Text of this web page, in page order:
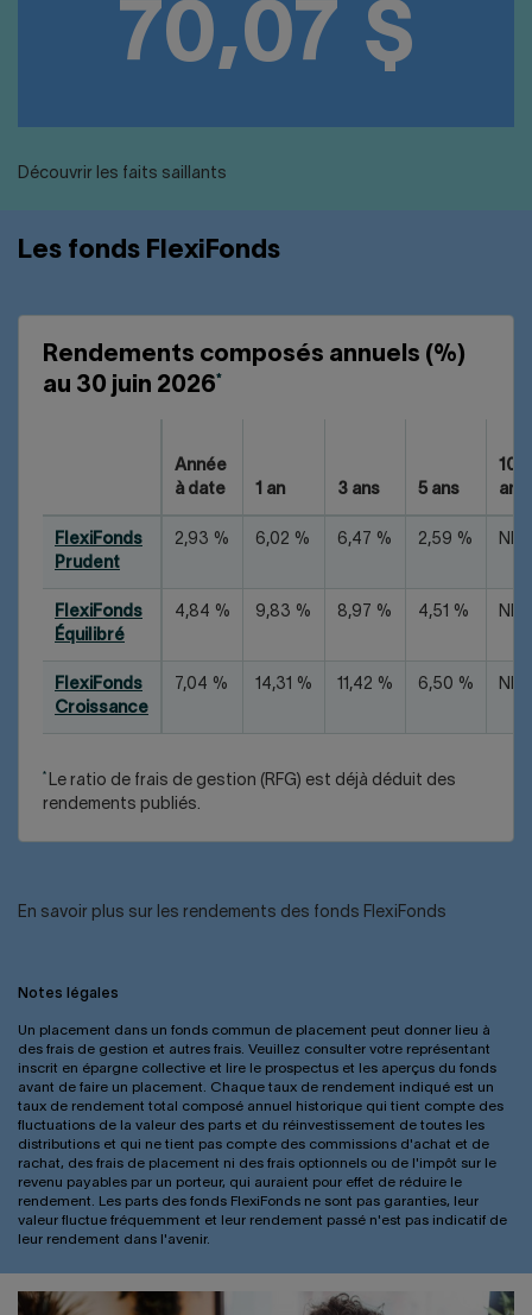
70,07 $
Découvrir les faits saillants
Les fonds FlexiFonds
Rendements composés annuels (%)
au 30 juin 2026*
Année
à date
1 an 3 ans 5 ans
10
ans
FlexiFonds
Prudent
2,93 % 6,02 % 6,47 % 2,59 % ND
FlexiFonds
Équilibré
4,84 % 9,83 % 8,97 % 4,51 % ND
FlexiFonds
Croissance
7,04 % 14,31 % 11,42 % 6,50 % ND
* Le ratio de frais de gestion (RFG) est déjà déduit des
rendements publiés.
En savoir plus sur les rendements des fonds FlexiFonds
Notes légales
Un placement dans un fonds commun de placement peut donner lieu à
des frais de gestion et autres frais. Veuillez consulter votre représentant
inscrit en épargne collective et lire le prospectus et les aperçus du fonds
avant de faire un placement. Chaque taux de rendement indiqué est un
taux de rendement total composé annuel historique qui tient compte des
fluctuations de la valeur des parts et du réinvestissement de toutes les
distributions et qui ne tient pas compte des commissions d'achat et de
rachat, des frais de placement ni des frais optionnels ou de l'impôt sur le
revenu payables par un porteur, qui auraient pour effet de réduire le
rendement. Les parts des fonds FlexiFonds ne sont pas garanties, leur
valeur fluctue fréquemment et leur rendement passé n'est pas indicatif de
leur rendement dans l'avenir.